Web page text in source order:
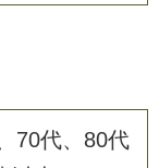
70代、80代